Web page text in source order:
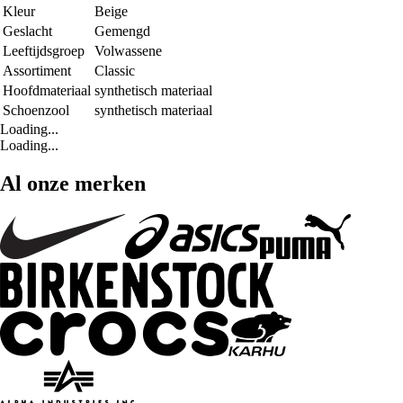
Kleur
Beige
Geslacht
Gemengd
Leeftijdsgroep
Volwassene
Assortiment
Classic
Hoofdmateriaal synthetisch materiaal
Schoenzool
synthetisch materiaal
Loading...
Loading...
Al onze merken